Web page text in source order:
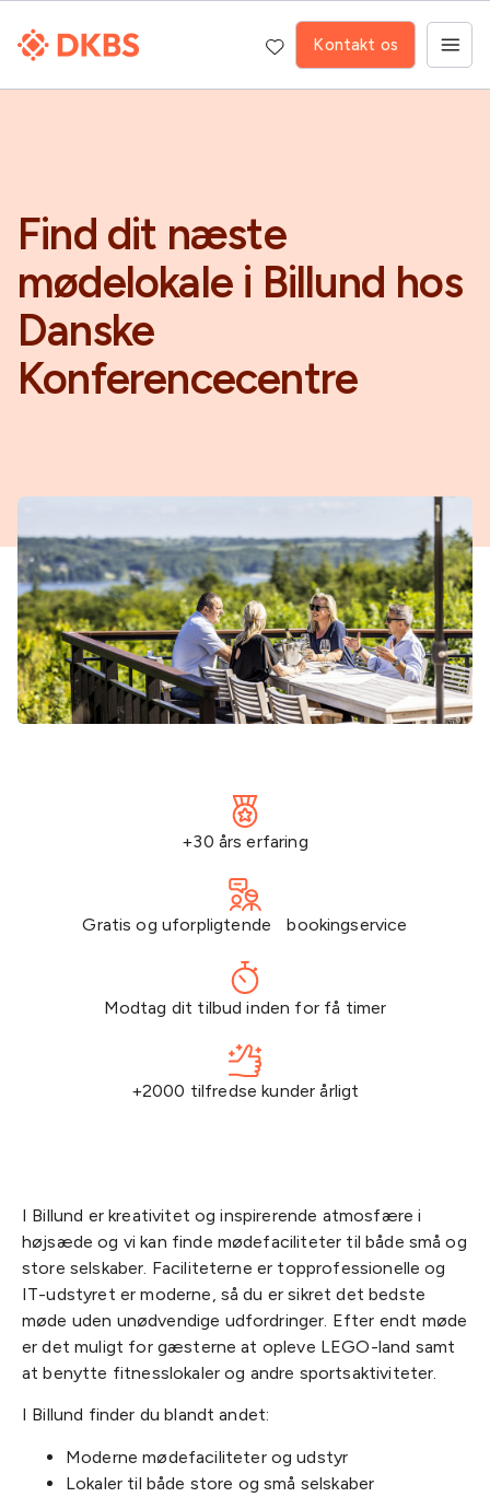
Kontakt os
Find dit næste
mødelokale i Billund hos
Danske
Konferencecentre
+30 års erfaring
Gratis og uforpligtende bookingservice
Modtag dit tilbud inden for få timer
+2000 tilfredse kunder årligt
I Billund er kreativitet og inspirerende atmosfære i
højsæde og vi kan finde mødefaciliteter til både små og
store selskaber. Faciliteterne er topprofessionelle og
IT-udstyret er moderne, så du er sikret det bedste
møde uden unødvendige udfordringer. Efter endt møde
er det muligt for gæsterne at opleve LEGO-land samt
at benytte fitnesslokaler og andre sportsaktiviteter.
I Billund finder du blandt andet:
Moderne mødefaciliteter og udstyr
Lokaler til både store og små selskaber